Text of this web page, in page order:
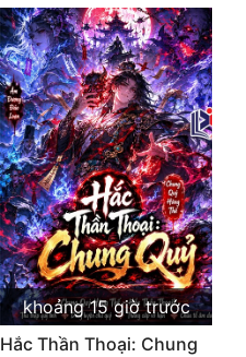
khoảng 15 giờ trước
Hắc Thần Thoại: Chung